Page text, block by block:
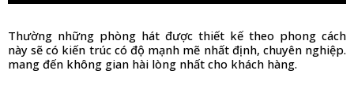
Thường những phòng hát được thiết kế theo phong cách
này sẽ có kiến trúc có độ mạnh mẽ nhất định, chuyên nghiệp.
mang đến không gian hài lòng nhất cho khách hàng.